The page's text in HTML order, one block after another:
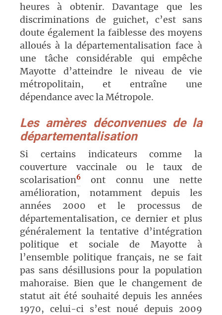
heures à obtenir. Davantage que les
discriminations de guichet, c’est sans
doute également la faiblesse des moyens
alloués à la départementalisation face à
une tâche considérable qui empêche
Mayotte d’atteindre le niveau de vie
métropolitain, et entraîne une
dépendance avec la Métropole.
Les amères déconvenues de la
départementalisation
Si certains indicateurs comme la
couverture vaccinale ou le taux de
scolarisation6
ont connu une nette
amélioration, notamment depuis les
années 2000 et le processus de
départementalisation, ce dernier et plus
généralement la tentative d’intégration
politique et sociale de Mayotte à
l’ensemble politique français, ne se fait
pas sans désillusions pour la population
mahoraise. Bien que le changement de
statut ait été souhaité depuis les années
1970, celui-ci s’est noué depuis 2009